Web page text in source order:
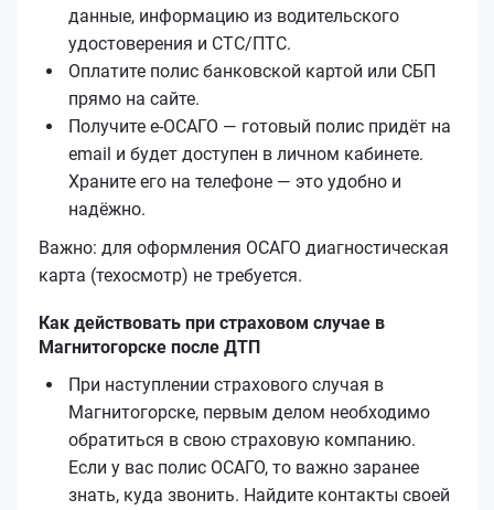
данные, информацию из водительского
удостоверения и СТС/ПТС.
Оплатите полис банковской картой или СБП
прямо на сайте.
Получите е‑ОСАГО — готовый полис придёт на
email и будет доступен в личном кабинете.
Храните его на телефоне — это удобно и
надёжно.
Важно: для оформления ОСАГО диагностическая
карта (техосмотр) не требуется.
Как действовать при страховом случае в
Магнитогорске после ДТП
При наступлении страхового случая в
Магнитогорске, первым делом необходимо
обратиться в свою страховую компанию.
Если у вас полис ОСАГО, то важно заранее
знать, куда звонить. Найдите контакты своей